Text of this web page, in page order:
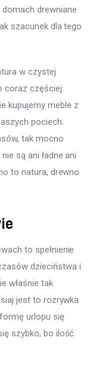
drewniane
szacunek dla tego
w czystej
coraz częściej
kupujemy meble z
pociech.
tak mocno
są ani ładne ani
to natura, drewno
to spełnienie
dzieciństwa i
właśnie tak
jest to rozrywka
urlopu się
szybko, bo ilość